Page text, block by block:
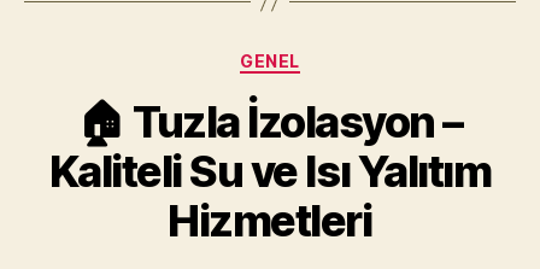
Kategoriler
GENEL
🏠 Tuzla İzolasyon –
Kaliteli Su ve Isı Yalıtım
Hizmetleri